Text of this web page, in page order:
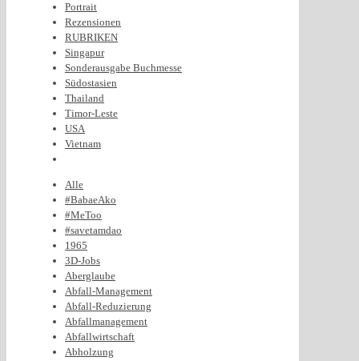
Portrait
Rezensionen
RUBRIKEN
Singapur
Sonderausgabe Buchmesse
Südostasien
Thailand
Timor-Leste
USA
Vietnam
Alle
#BabaeAko
#MeToo
#savetamdao
1965
3D-Jobs
Aberglaube
Abfall-Management
Abfall-Reduzierung
Abfallmanagement
Abfallwirtschaft
Abholzung